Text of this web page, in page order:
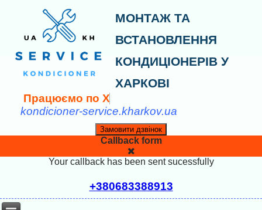
МОНТАЖ ТА
ВСТАНОВЛЕННЯ
КОНДИЦІОНЕРІВ У
ХАРКОВІ
Працюємо по Х
kondicioner-service.kharkov.ua
Замовити дзвінок
Callback form
Your callback has been sent sucessfully
+380683388913